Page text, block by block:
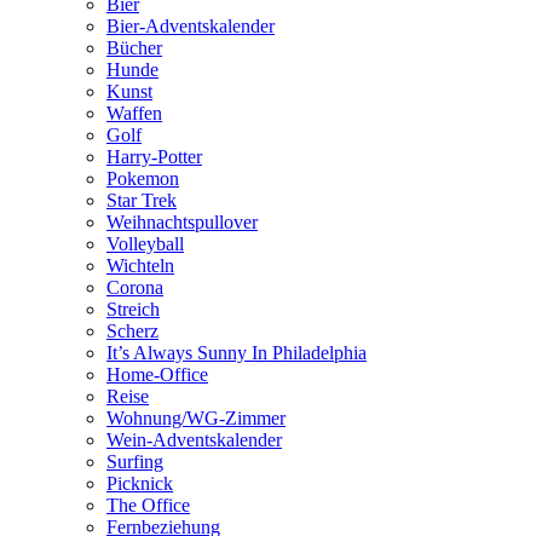
Bier
Bier-Adventskalender
Bücher
Hunde
Kunst
Waffen
Golf
Harry-Potter
Pokemon
Star Trek
Weihnachtspullover
Volleyball
Wichteln
Corona
Streich
Scherz
It’s Always Sunny In Philadelphia
Home-Office
Reise
Wohnung/WG-Zimmer
Wein-Adventskalender
Surfing
Picknick
The Office
Fernbeziehung